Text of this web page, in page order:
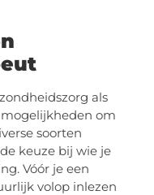
als
om
soorten
keuze bij wie je
Vóór je een
volop inlezen